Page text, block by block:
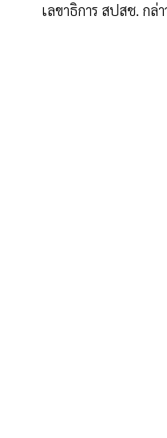
เลขาธิการ สปสช. กล่า